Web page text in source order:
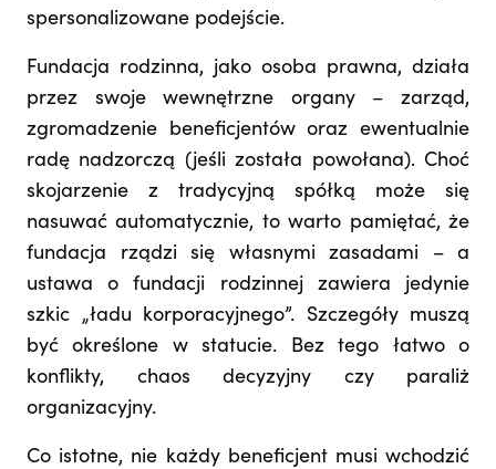
spersonalizowane podejście.
Fundacja rodzinna, jako osoba prawna, działa
przez swoje wewnętrzne organy – zarząd,
zgromadzenie beneficjentów oraz ewentualnie
radę nadzorczą (jeśli została powołana). Choć
skojarzenie z tradycyjną spółką może się
nasuwać automatycznie, to warto pamiętać, że
fundacja rządzi się własnymi zasadami – a
ustawa o fundacji rodzinnej zawiera jedynie
szkic „ładu korporacyjnego”. Szczegóły muszą
być określone w statucie. Bez tego łatwo o
konflikty, chaos decyzyjny czy paraliż
organizacyjny.
Co istotne, nie każdy beneficjent musi wchodzić